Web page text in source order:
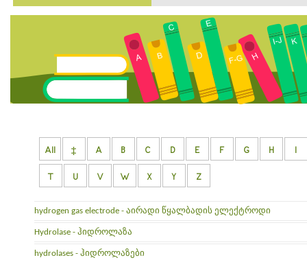
All ‡ A B C D E F G H I
T U V W X Y Z
hydrogen gas electrode - აირადი წყალბადის ელექტროდი
Hydrolase - ჰიდროლაზა
hydrolases - ჰიდროლაზები